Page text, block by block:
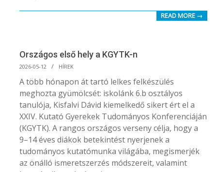
READ MORE →
Országos első hely a KGYTK-n
2026-
05-
2026-05-12 HÍREK
A több hónapon át tartó lelkes felkészülés
meghozta gyümölcsét: iskolánk 6.b osztályos
tanulója, Kisfalvi Dávid kiemelkedő sikert ért el a
XXIV. Kutató Gyerekek Tudományos Konferenciáján
(KGYTK). A rangos országos verseny célja, hogy a
9–14 éves diákok betekintést nyerjenek a
tudományos kutatómunka világába, megismerjék
az önálló ismeretszerzés módszereit, valamint